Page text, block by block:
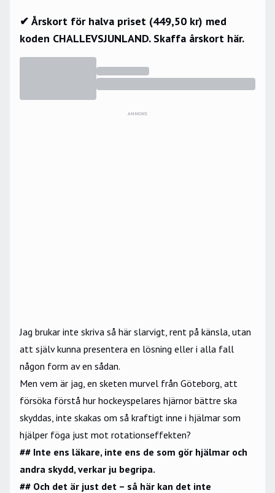
✔ Årskort för halva priset (449,50 kr) med
koden CHALLEVSJUNLAND. Skaffa årskort här.
ANNONS
Jag brukar inte skriva så här slarvigt, rent på känsla, utan
att själv kunna presentera en lösning eller i alla fall
någon form av en sådan.
Men vem är jag, en sketen murvel från Göteborg, att
försöka förstå hur hockeyspelares hjärnor bättre ska
skyddas, inte skakas om så kraftigt inne i hjälmar som
hjälper föga just mot rotationseffekten?
## Inte ens läkare, inte ens de som gör hjälmar och
andra skydd, verkar ju begripa.
## Och det är just det – så här kan det inte